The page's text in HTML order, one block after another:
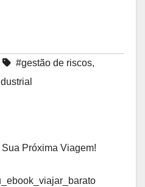
#gestão de riscos,
Próxima Viagem!